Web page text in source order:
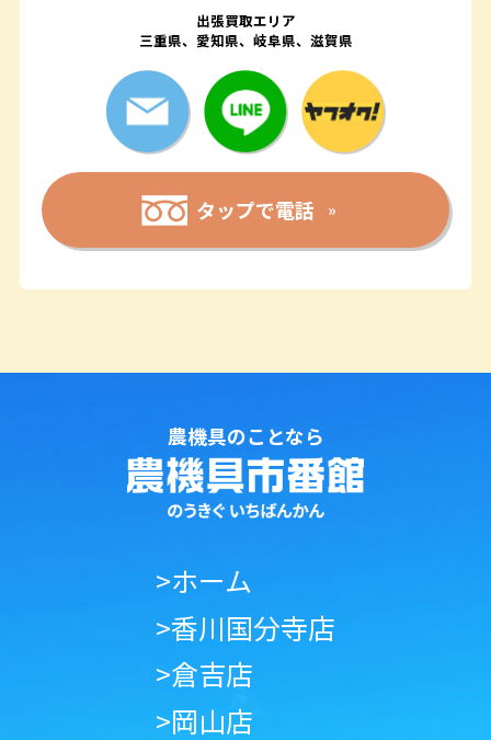
出張買取エリア
三重県、愛知県、岐阜県、滋賀県
タップで電話
農機具のことなら
>ホーム
>香川国分寺店
>倉吉店
>岡山店